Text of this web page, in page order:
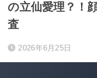
の立仙愛理？！
査
2026年6月25日